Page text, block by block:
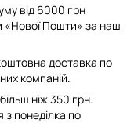
від 6000 грн
«Нової Пошти» за наш
доставка по
компаній.
ніж 350 грн.
понеділка по